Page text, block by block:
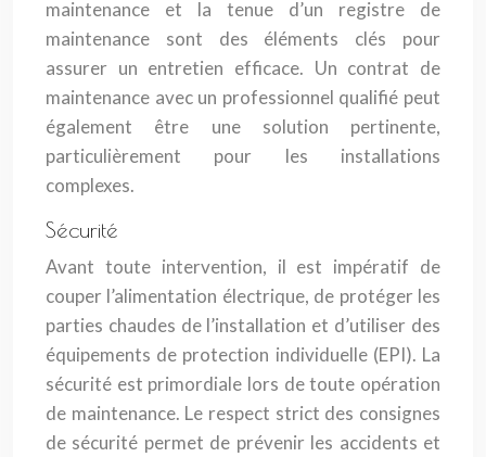
maintenance et la tenue d’un registre de
maintenance sont des éléments clés pour
assurer un entretien efficace. Un contrat de
maintenance avec un professionnel qualifié peut
également être une solution pertinente,
particulièrement pour les installations
complexes.
Sécurité
Avant toute intervention, il est impératif de
couper l’alimentation électrique, de protéger les
parties chaudes de l’installation et d’utiliser des
équipements de protection individuelle (EPI). La
sécurité est primordiale lors de toute opération
de maintenance. Le respect strict des consignes
de sécurité permet de prévenir les accidents et